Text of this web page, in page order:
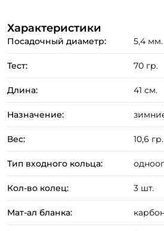
Характеристики
Посадочный диаметр: 5,4 мм.
Тест: 70 гр.
Длина: 41 см.
Назначение:
Вес: 10,6 гр.
Тип входного кольца:
Кол-во колец: 3 шт.
Мат-ал бланка: карбон
Email: *
Повторите пароль: *
Заполняя данную форму вы